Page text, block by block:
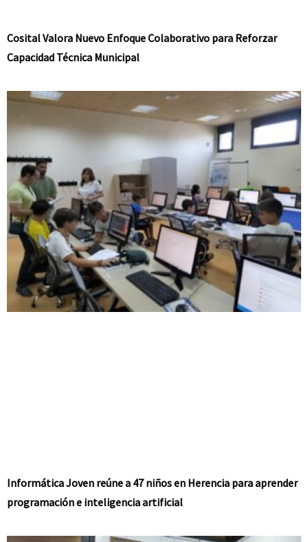
Cosital Valora Nuevo Enfoque Colaborativo para Reforzar
Capacidad Técnica Municipal
Informática Joven reúne a 47 niños en Herencia para aprender
programación e inteligencia artificial